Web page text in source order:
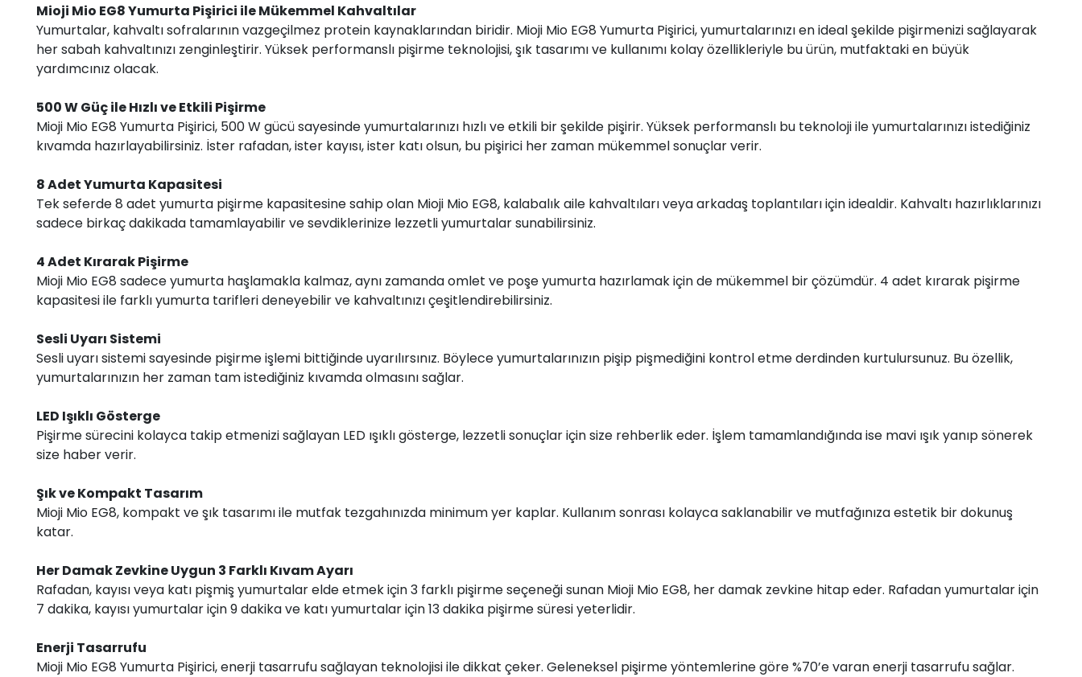
Mioji Mio EG8 Yumurta Pişirici ile Mükemmel Kahvaltılar
Yumurtalar, kahvaltı sofralarının vazgeçilmez protein kaynaklarından biridir. Mioji Mio EG8 Yumurta Pişirici, yumurtalarınızı en ideal şekilde pişirmenizi sağlayarak
her sabah kahvaltınızı zenginleştirir. Yüksek performanslı pişirme teknolojisi, şık tasarımı ve kullanımı kolay özellikleriyle bu ürün, mutfaktaki en büyük
yardımcınız olacak.
500 W Güç ile Hızlı ve Etkili Pişirme
Mioji Mio EG8 Yumurta Pişirici, 500 W gücü sayesinde yumurtalarınızı hızlı ve etkili bir şekilde pişirir. Yüksek performanslı bu teknoloji ile yumurtalarınızı istediğiniz
kıvamda hazırlayabilirsiniz. İster rafadan, ister kayısı, ister katı olsun, bu pişirici her zaman mükemmel sonuçlar verir.
8 Adet Yumurta Kapasitesi
Tek seferde 8 adet yumurta pişirme kapasitesine sahip olan Mioji Mio EG8, kalabalık aile kahvaltıları veya arkadaş toplantıları için idealdir. Kahvaltı hazırlıklarınızı
sadece birkaç dakikada tamamlayabilir ve sevdiklerinize lezzetli yumurtalar sunabilirsiniz.
4 Adet Kırarak Pişirme
Mioji Mio EG8 sadece yumurta haşlamakla kalmaz, aynı zamanda omlet ve poşe yumurta hazırlamak için de mükemmel bir çözümdür. 4 adet kırarak pişirme
kapasitesi ile farklı yumurta tarifleri deneyebilir ve kahvaltınızı çeşitlendirebilirsiniz.
Sesli Uyarı Sistemi
Sesli uyarı sistemi sayesinde pişirme işlemi bittiğinde uyarılırsınız. Böylece yumurtalarınızın pişip pişmediğini kontrol etme derdinden kurtulursunuz. Bu özellik,
yumurtalarınızın her zaman tam istediğiniz kıvamda olmasını sağlar.
LED Işıklı Gösterge
Pişirme sürecini kolayca takip etmenizi sağlayan LED ışıklı gösterge, lezzetli sonuçlar için size rehberlik eder. İşlem tamamlandığında ise mavi ışık yanıp sönerek
size haber verir.
Şık ve Kompakt Tasarım
Mioji Mio EG8, kompakt ve şık tasarımı ile mutfak tezgahınızda minimum yer kaplar. Kullanım sonrası kolayca saklanabilir ve mutfağınıza estetik bir dokunuş
katar.
Her Damak Zevkine Uygun 3 Farklı Kıvam Ayarı
Rafadan, kayısı veya katı pişmiş yumurtalar elde etmek için 3 farklı pişirme seçeneği sunan Mioji Mio EG8, her damak zevkine hitap eder. Rafadan yumurtalar için
7 dakika, kayısı yumurtalar için 9 dakika ve katı yumurtalar için 13 dakika pişirme süresi yeterlidir.
Enerji Tasarrufu
Mioji Mio EG8 Yumurta Pişirici, enerji tasarrufu sağlayan teknolojisi ile dikkat çeker. Geleneksel pişirme yöntemlerine göre %70’e varan enerji tasarrufu sağlar.